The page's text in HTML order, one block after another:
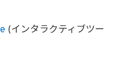
(インタラクティブツー